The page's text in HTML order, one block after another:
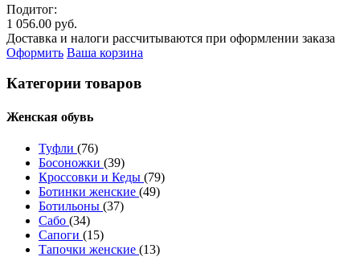
Подитог:
1 056.00 руб.
Доставка и налоги рассчитываются при оформлении заказа
Оформить Ваша корзина
Категории товаров
Женcкая обувь
Туфли (76)
Босоножки (39)
Кроссовки и Кеды (79)
Ботинки женские (49)
Ботильоны (37)
Сабо (34)
Сапоги (15)
Тапочки женские (13)